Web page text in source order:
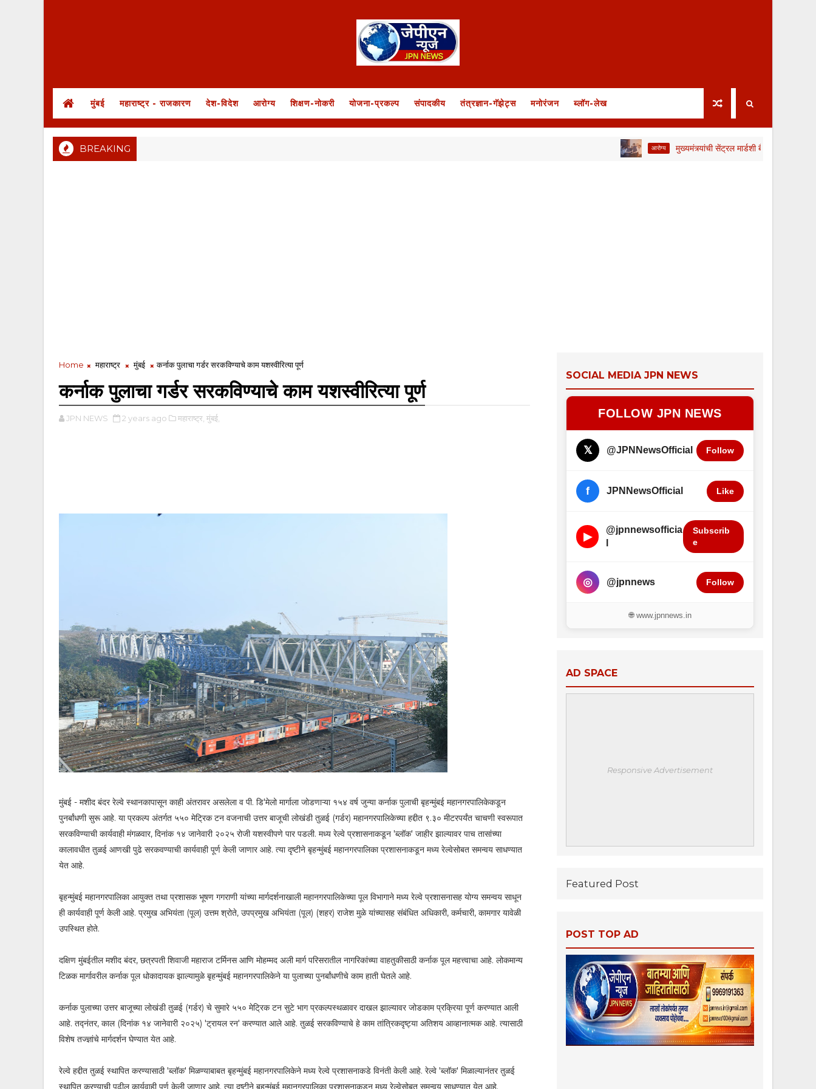
मुंबई महाराष्ट्र - राजकारण देश-विदेश आरोग्य शिक्षण-नोकरी योजना-प्रकल्प संपादकीय तंत्रज्ञान-गॅझेट्स मनोरंजन ब्लॉग-लेख
BREAKING आरोग्य मुख्यमंत्र्यांची सेंट्रल मार्डशी बैठक; संप मागे, मात्र आंदोलन
Home महाराष्ट्र मुंबई कर्नाक पुलाचा गर्डर सरकविण्याचे काम यशस्वीरित्या पूर्ण
कर्नाक पुलाचा गर्डर सरकविण्याचे काम यशस्वीरित्या पूर्ण
JPN NEWS 2 years ago महाराष्ट्र, मुंबई,
मुंबई - मशीद बंदर रेल्वे स्थानकापासून काही अंतरावर असलेला व पी. डि'मेलो मार्गाला जोडणाऱ्या १५४ वर्ष जुन्या कर्नाक पुलाची बृहन्मुंबई महानगरपालिकेकडून
पुनर्बांधणी सुरू आहे. या प्रकल्प अंतर्गत ५५० मेट्रिक टन वजनाची उत्तर बाजूची लोखंडी तुळई (गर्डर) महानगरपालिकेच्या हद्दीत ९.३० मीटरपर्यंत चाचणी स्वरूपात
सरकविण्याची कार्यवाही मंगळवार, दिनांक १४ जानेवारी २०२५ रोजी यशस्वीपणे पार पडली. मध्य रेल्वे प्रशासनाकडून 'ब्लॉक' जाहीर झाल्यावर पाच तासांच्या
कालावधीत तुळई आणखी पुढे सरकवण्याची कार्यवाही पूर्ण केली जाणार आहे. त्या दृष्टीने बृहन्मुंबई महानगरपालिका प्रशासनाकडून मध्य रेल्वेसोबत समन्वय साधण्यात
येत आहे.
बृहन्मुंबई महानगरपालिका आयुक्त तथा प्रशासक भूषण गगराणी यांच्या मार्गदर्शनाखाली महानगरपालिकेच्या पूल विभागाने मध्य रेल्वे प्रशासनासह योग्य समन्वय साधून
ही कार्यवाही पूर्ण केली आहे. प्रमुख अभियंता (पूल) उत्तम श्रोते, उपप्रमुख अभियंता (पूल) (शहर) राजेश मुळे यांच्यासह संबंधित अधिकारी, कर्मचारी, कामगार यावेळी
उपस्थित होते.
दक्षिण मुंबईतील मशीद बंदर, छत्रपती शिवाजी महाराज टर्मिनस आणि मोहम्मद अली मार्ग परिसरातील नागरिकांच्या वाहतुकीसाठी कर्नाक पूल महत्त्वाचा आहे. लोकमान्य
टिळक मार्गावरील कर्नाक पूल धोकादायक झाल्यामुळे बृहन्मुंबई महानगरपालिकेने या पुलाच्या पुनर्बांधणीचे काम हाती घेतले आहे.
कर्नाक पुलाच्‍या उत्तर बाजूच्‍या लोखंडी तुळई (गर्डर) चे सुमारे ५५० मेट्रिक टन सुटे भाग प्रकल्‍पस्‍थळावर दाखल झाल्‍यावर जोडकाम प्रक्रिया पूर्ण करण्‍यात आली
आहे. तद्नंतर, काल (दिनांक १४ जानेवारी २०२५) 'ट्रायल रन' करण्‍यात आले आहे. तुळई सरकविण्याचे हे काम तांत्रिकदृष्ट्या अतिशय आव्हानात्मक आहे. त्यासाठी
विशेष तज्ज्ञांचे मार्गदर्शन घेण्यात येत आहे.
रेल्‍वे हद्दीत तुळई स्‍थापित करण्‍यासाठी 'ब्लॉक' मिळण्‍याबाबत बृहन्‍मुंबई महानगरपालिकेने मध्य रेल्वे प्रशासनाकडे विनंती केली आहे. रेल्वे 'ब्लॉक' मिळाल्यानंतर तुळई
स्थापित करण्याची पुढील कार्यवाही पूर्ण केली जाणार आहे. त्या दृष्टीने बृहन्मुंबई महानगरपालिका प्रशासनाकडून मध्य रेल्वेसोबत समन्वय साधण्यात येत आहे.
SOCIAL MEDIA JPN NEWS
FOLLOW JPN NEWS
𝕏 @JPNNewsOfficial Follow
f JPNNewsOfficial Like
▶
@jpnnewsofficia
Subscrib
e
◎ @jpnnews Follow
🌐 www.jpnnews.in
AD SPACE
Responsive Advertisement
Featured Post
POST TOP AD